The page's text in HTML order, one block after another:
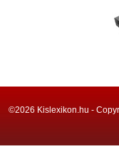
©2026 Kislexikon.hu -